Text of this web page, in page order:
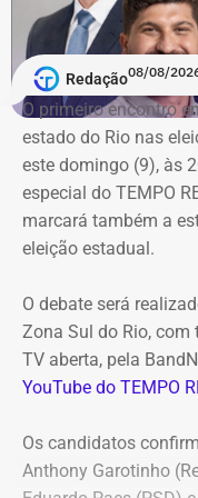
Conforme noticiado
TCE determinou, por
Duque de Caxias
firmado com a Geo
(locação de
Corte ordenou
pagamentos
ultrapassava R$ 100
Montebello
irregularidades no
eletrônica SRP nº
comprometem a
a Secretaria
vencedora.
Redação08/08/
O primeiro encontro
estado do Rio nas
este domingo (9), às
especial do TEMPO
marcará também a
eleição estadual.
O debate será
Zona Sul do Rio,
TV aberta, pela
YouTube do TEMPO
Os candidatos
Anthony Garotinho